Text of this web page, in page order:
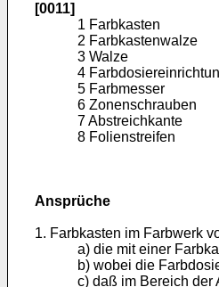
[0011]
1 Farbkasten
2 Farbkastenwalze
3 Walze
4
5 Farbmesser
6 Zonenschrauben
7 Abstreichkante
8 Folienstreifen
Ansprüche
1. Farbkasten im Farbwerk
a) die mit einer
b) wobei die
c) daß im Bereich der